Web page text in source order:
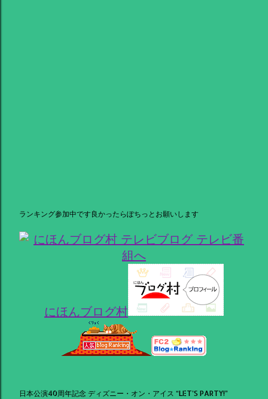
ランキング参加中です良かったらぽちっとお願いします
にほんブログ村
日本公演40周年記念 ディズニー・オン・アイス “LET’S PARTY!”